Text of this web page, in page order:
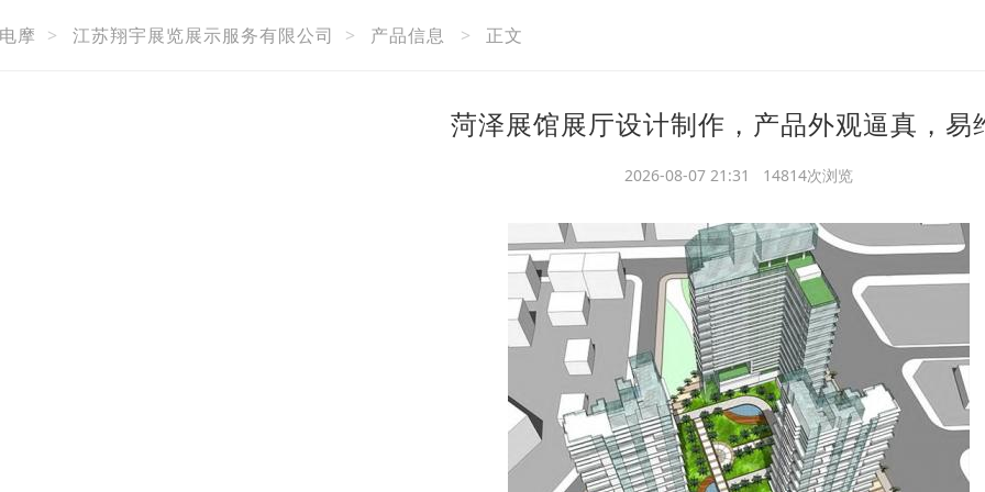
摩 > 江苏翔宇展览展示服务有限公司 > 产品信息 > 正文
菏泽展馆展厅设计制作，产品外观逼真，易
2026-08-07 21:31 14814次浏览